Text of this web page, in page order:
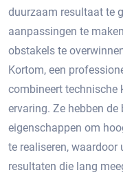
duurzaam resultaat te
aanpassingen te
obstakels te
Kortom, een
combineert technische
ervaring.​ Ze hebben
eigenschappen om
te realiseren,
resultaten die lang